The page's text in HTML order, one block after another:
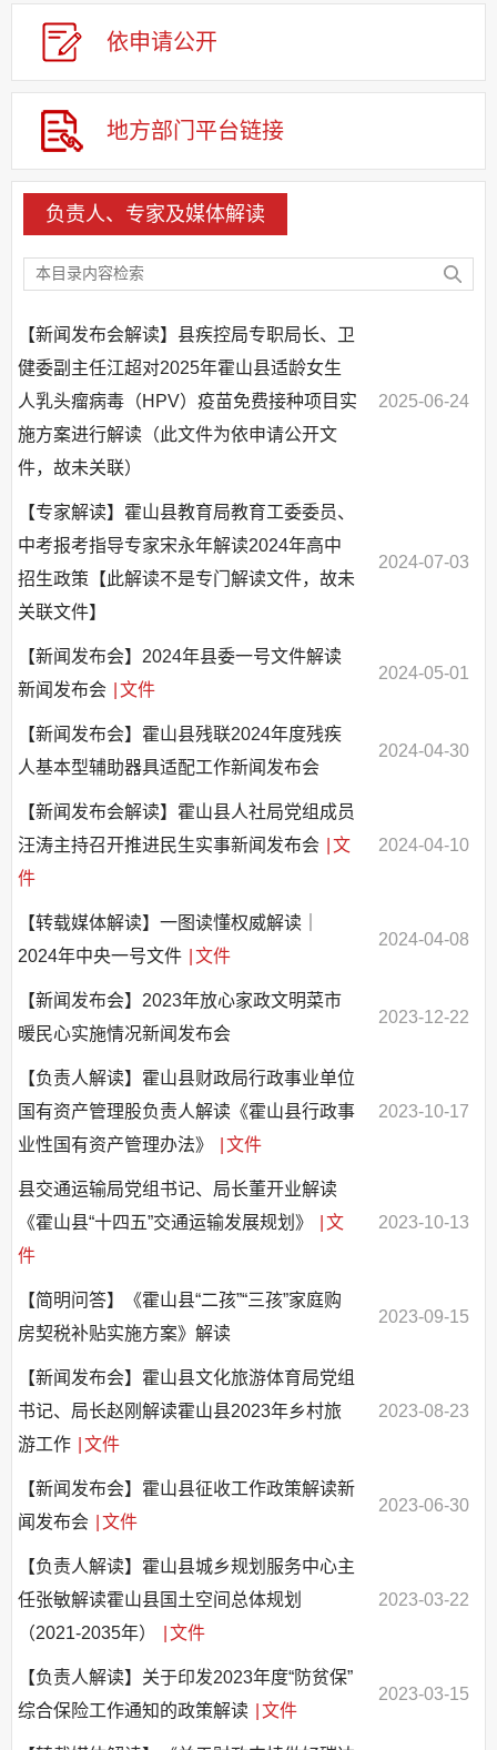
公务员及事业单位招录
应急管理
回应关切
监督保障
其他法定信息
依申请公开
地方部门平台链接
负责人、专家及媒体解读
【新闻发布会解读】县疾控局专职局长、卫
健委副主任江超对2025年霍山县适龄女生
人乳头瘤病毒（HPV）疫苗免费接种项目实
施方案进行解读（此文件为依申请公开文
件，故未关联）
2025-06-24
【专家解读】霍山县教育局教育工委委员、
中考报考指导专家宋永年解读2024年高中
招生政策【此解读不是专门解读文件，故未
关联文件】
2024-07-03
【新闻发布会】2024年县委一号文件解读
新闻发布会
文件
2024-05-01
【新闻发布会】霍山县残联2024年度残疾
人基本型辅助器具适配工作新闻发布会
2024-04-30
【新闻发布会解读】霍山县人社局党组成员
汪涛主持召开推进民生实事新闻发布会
文
件
2024-04-10
【转载媒体解读】一图读懂权威解读｜
2024年中央一号文件
文件
2024-04-08
【新闻发布会】2023年放心家政文明菜市
暖民心实施情况新闻发布会
2023-12-22
【负责人解读】霍山县财政局行政事业单位
国有资产管理股负责人解读《霍山县行政事
业性国有资产管理办法》
文件
2023-10-17
县交通运输局党组书记、局长董开业解读
《霍山县“十四五”交通运输发展规划》
文
件
2023-10-13
【简明问答】《霍山县“二孩”“三孩”家庭购
房契税补贴实施方案》解读
2023-09-15
【新闻发布会】霍山县文化旅游体育局党组
书记、局长赵刚解读霍山县2023年乡村旅
游工作
文件
2023-08-23
【新闻发布会】霍山县征收工作政策解读新
闻发布会
文件
2023-06-30
【负责人解读】霍山县城乡规划服务中心主
任张敏解读霍山县国土空间总体规划
（2021-2035年）
文件
2023-03-22
【负责人解读】关于印发2023年度“防贫保”
综合保险工作通知的政策解读
文件
2023-03-15